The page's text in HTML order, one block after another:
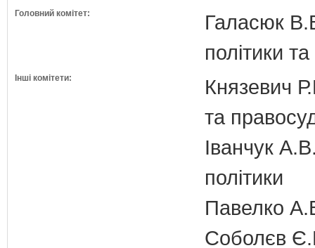
Головний комітет:
Галасюк
політики
Інші комітети:
Князевич
та
Іванчук
політики
Павелко
Соболєв